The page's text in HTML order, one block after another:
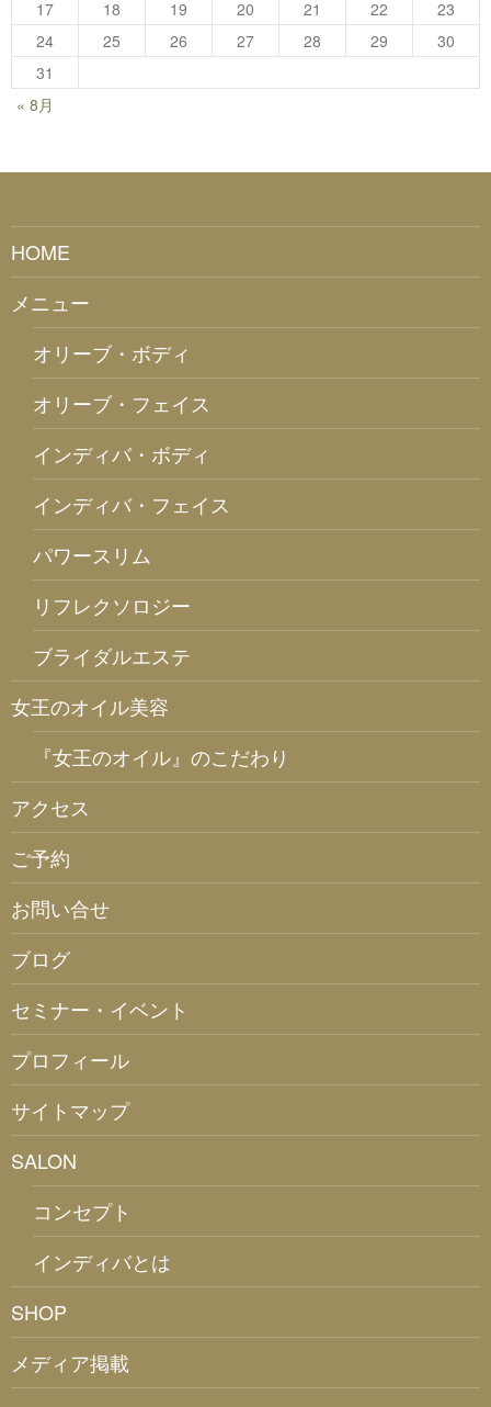
17 18 19 20 21 22
23
24
25 26 27 28 29
30
31
« 8月
HOME
メニュー
オリーブ・ボディ
オリーブ・フェイス
インディバ・ボディ
インディバ・フェイス
パワースリム
リフレクソロジー
ブライダルエステ
女王のオイル美容
『女王のオイル』のこだわり
アクセス
ご予約
お問い合せ
ブログ
セミナー・イベント
プロフィール
サイトマップ
SALON
コンセプト
インディバとは
SHOP
メディア掲載